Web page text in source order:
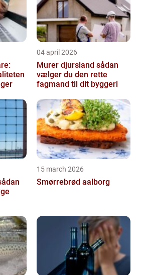
04 april 2026
Murer djursland sådan
vælger du den rette
fagmand til dit byggeri
15 march 2026
Smørrebrød aalborg